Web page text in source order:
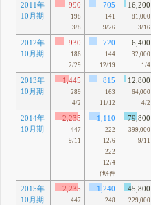
2011年
10月期
990
198
3/8
705
141
9/26
16,200
81,000
3/16
2012年
10月期
930
186
2/29
720
144
12/19
6,400
32,000
1/4
2013年
10月期
1,445
289
4/2
815
163
11/12
12,800
64,000
4/2
2014年
10月期
2,235
447
9/11
1,110
222
12/6
222
12/4
他4件
79,800
399,000
9/11
2015年
10月期
2,235
447
1,240
248
45,800
229,000